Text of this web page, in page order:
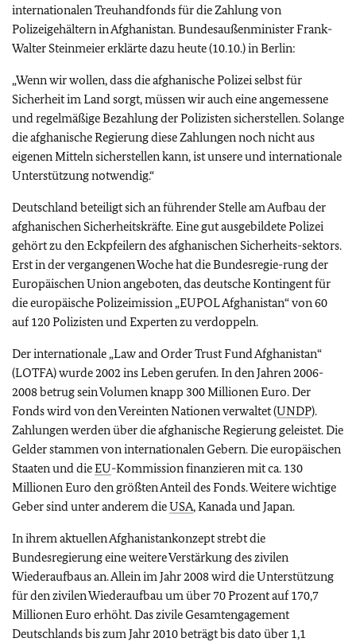
internationalen Treuhandfonds für die Zahlung von
Polizeigehältern in Afghanistan. Bundesaußenminister Frank-
Walter Steinmeier erklärte dazu heute (10.10.) in Berlin:
„Wenn wir wollen, dass die afghanische Polizei selbst für
Sicherheit im Land sorgt, müssen wir auch eine angemessene
und regelmäßige Bezahlung der Polizisten sicherstellen. Solange
die afghanische Regierung diese Zahlungen noch nicht aus
eigenen Mitteln sicherstellen kann, ist unsere und internationale
Unterstützung notwendig.“
Deutschland beteiligt sich an führender Stelle am Aufbau der
afghanischen Sicherheitskräfte. Eine gut ausgebildete Polizei
gehört zu den Eckpfeilern des afghanischen Sicherheits-sektors.
Erst in der vergangenen Woche hat die Bundesregie-rung der
Europäischen Union angeboten, das deutsche Kontingent für
die europäische Polizeimission „EUPOL Afghanistan“ von 60
auf 120 Polizisten und Experten zu verdoppeln.
Der internationale „Law and Order Trust Fund Afghanistan“
(LOTFA) wurde 2002 ins Leben gerufen. In den Jahren 2006-
2008 betrug sein Volumen knapp 300 Millionen Euro. Der
Fonds wird von den Vereinten Nationen verwaltet (UNDP).
Zahlungen werden über die afghanische Regierung geleistet. Die
Gelder stammen von internationalen Gebern. Die europäischen
Staaten und dieEU-Kommission finanzieren mit ca. 130
Millionen Euro den größten Anteil des Fonds. Weitere wichtige
Geber sind unter anderem dieUSA, Kanada und Japan.
In ihrem aktuellen Afghanistankonzept strebt die
Bundesregierung eine weitere Verstärkung des zivilen
Wiederaufbaus an. Allein im Jahr 2008 wird die Unterstützung
für den zivilen Wiederaufbau um über 70 Prozent auf 170,7
Millionen Euro erhöht. Das zivile Gesamtengagement
Deutschlands bis zum Jahr 2010 beträgt bis dato über 1,1